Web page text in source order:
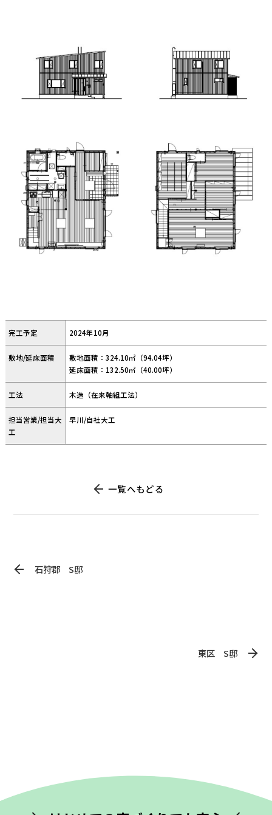
完工予定 2024年10月
敷地/延床面積
敷地面積：324.10㎡（94.04坪）
延床面積：132.50㎡（40.00坪）
工法 木造（在来軸組工法）
担当営業/担当大
工
早川/自社大工
一覧へもどる
石狩郡 S邸
東区 S邸